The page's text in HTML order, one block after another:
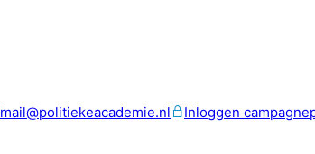
mail@politiekeacademie.nl
Inloggen